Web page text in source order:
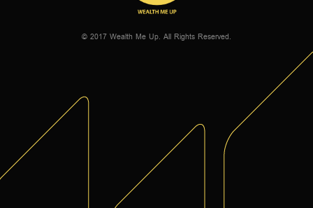
© 2017 Wealth Me Up. All Rights Reserved.